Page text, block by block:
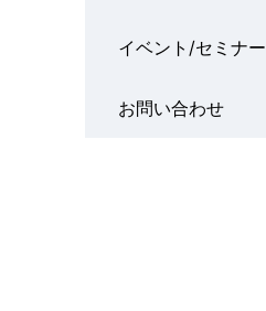
イベント/セミナー
お問い合わせ